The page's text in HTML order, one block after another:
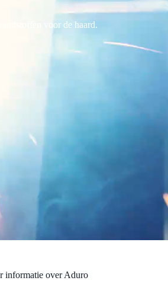
voor de haard.
informatie over Aduro